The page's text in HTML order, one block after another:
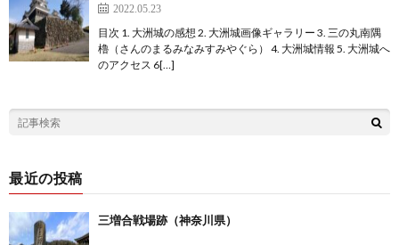
2022.05.23
目次 1. 大洲城の感想 2. 大洲城画像ギャラリー 3. 三の丸南隅
櫓（さんのまるみなみすみやぐら） 4. 大洲城情報 5. 大洲城へ
のアクセス 6[…]
最近の投稿
三増合戦場跡（神奈川県）